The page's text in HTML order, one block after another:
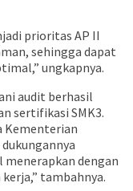
prioritas AP II
sehingga dapat
ungkapnya.
audit berhasil
sertifikasi SMK3.
Kementerian
menerapkan dengan
tambahnya.